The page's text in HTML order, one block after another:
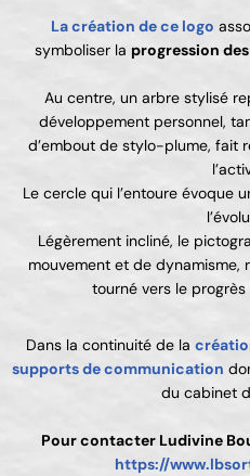
La création de ce logo
symboliser la progression
Au centre, un arbre stylisé
développement personnel,
d’embout de stylo-plume, fait
Le cercle qui l’entoure évoque
Légèrement incliné, le
mouvement et de
tourné vers le progrès
Dans la continuité de la
supports de communication
du cabinet
Pour contacter Ludivine
https://